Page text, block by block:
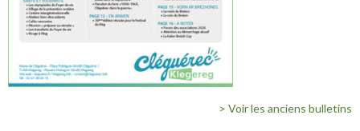
> Voir les anciens bulletins